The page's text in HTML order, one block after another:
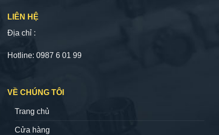
LIÊN HỆ
Địa chỉ :
Hotline: 0987 6 01 99
VỀ CHÚNG TÔI
Trang chủ
Cửa hàng